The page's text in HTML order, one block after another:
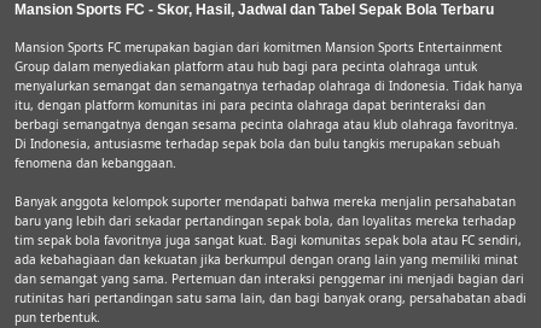
Mansion Sports FC - Skor, Hasil, Jadwal dan Tabel Sepak Bola Terbaru
Mansion Sports FC merupakan bagian dari komitmen Mansion Sports Entertainment
Group dalam menyediakan platform atau hub bagi para pecinta olahraga untuk
menyalurkan semangat dan semangatnya terhadap olahraga di Indonesia. Tidak hanya
itu, dengan platform komunitas ini para pecinta olahraga dapat berinteraksi dan
berbagi semangatnya dengan sesama pecinta olahraga atau klub olahraga favoritnya.
Di Indonesia, antusiasme terhadap sepak bola dan bulu tangkis merupakan sebuah
fenomena dan kebanggaan.
Banyak anggota kelompok suporter mendapati bahwa mereka menjalin persahabatan
baru yang lebih dari sekadar pertandingan sepak bola, dan loyalitas mereka terhadap
tim sepak bola favoritnya juga sangat kuat. Bagi komunitas sepak bola atau FC sendiri,
ada kebahagiaan dan kekuatan jika berkumpul dengan orang lain yang memiliki minat
dan semangat yang sama. Pertemuan dan interaksi penggemar ini menjadi bagian dari
rutinitas hari pertandingan satu sama lain, dan bagi banyak orang, persahabatan abadi
pun terbentuk.